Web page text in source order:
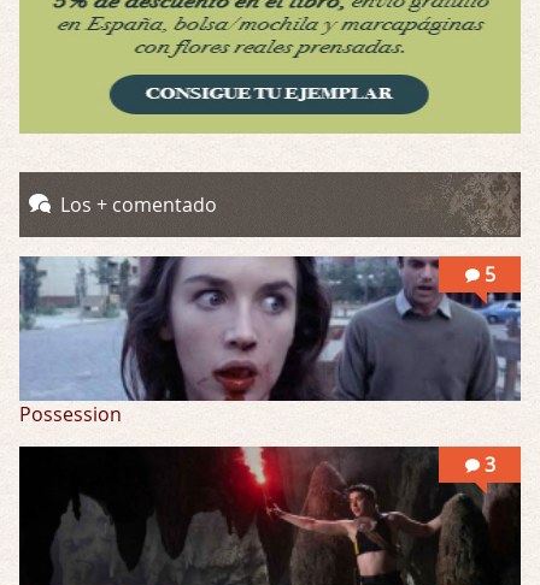
Por: Chica Stark
Al principio por el hype que la dieron iba …
Possession
Posesión Infernal: En Llamas
Totalmente de acuerdo Ignacio. La he disfr …
Los + comentado
5
Possession
3